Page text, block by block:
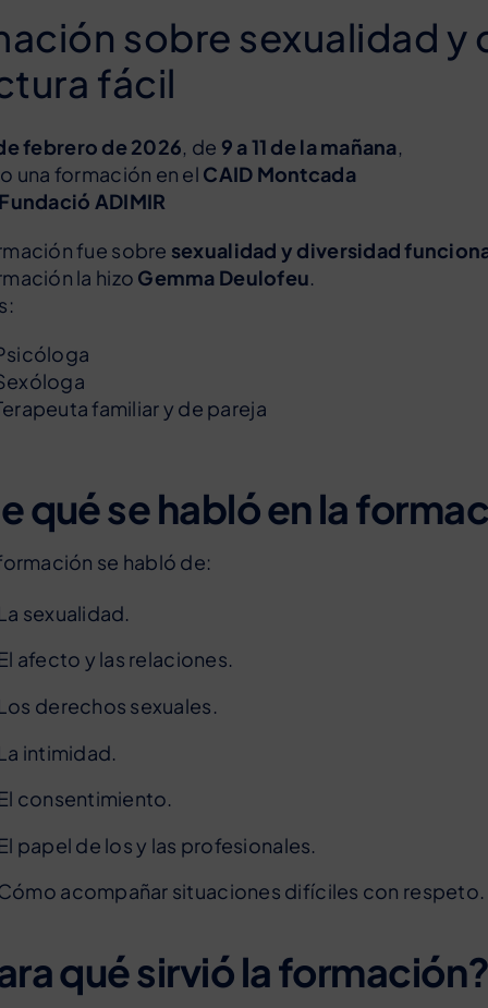
sobre sexualidad
fácil
febrero de 2026, de 9 a 11 de la mañana,
una formación en el CAID Montcada
Fundació ADIMIR
fue sobre sexualidad y diversidad
la hizo Gemma Deulofeu.
familiar y de pareja
qué se habló en la
se habló de:
sexualidad.
afecto y las relaciones.
derechos sexuales.
intimidad.
consentimiento.
papel de los y las profesionales.
acompañar situaciones difíciles con respeto.
qué sirvió la